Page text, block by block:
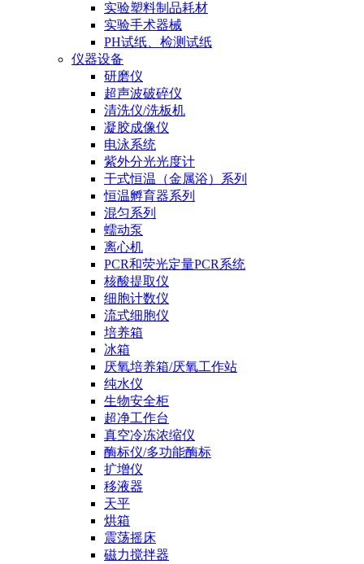
实验塑料制品耗材
实验手术器械
PH试纸、检测试纸
仪器设备
研磨仪
超声波破碎仪
清洗仪/洗板机
凝胶成像仪
电泳系统
紫外分光光度计
干式恒温（金属浴）系列
恒温孵育器系列
混匀系列
蠕动泵
离心机
PCR和荧光定量PCR系统
核酸提取仪
细胞计数仪
流式细胞仪
培养箱
冰箱
厌氧培养箱/厌氧工作站
纯水仪
生物安全柜
超净工作台
真空冷冻浓缩仪
酶标仪/多功能酶标
扩增仪
移液器
天平
烘箱
震荡摇床
磁力搅拌器